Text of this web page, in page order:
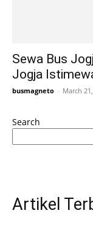
Sewa Bus
Jogja
busmagneto - March
Search
Artikel